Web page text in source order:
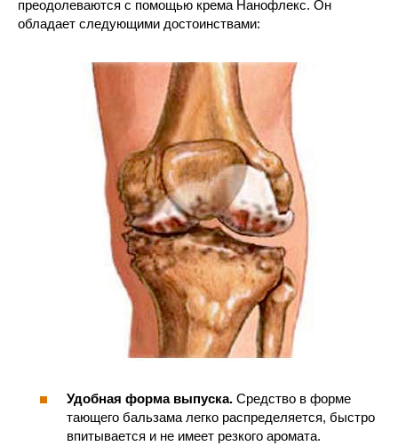
преодолеваются с помощью крема Нанофлекс. Он
обладает следующими достоинствами:
Удобная форма выпуска. Средство в форме
тающего бальзама легко распределяется, быстро
впитывается и не имеет резкого аромата.